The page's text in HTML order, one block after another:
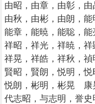
由昭，由章，由彰，由
由秋，由彬，由朗，能
能章，能暁，能聡，能
祥昭，祥光，祥暁，祥
祥晃，祥皓，祥秋，禎
賢昭，賢朗，悦明，
悦朗，彬明，彬晃 康
代志昭，与志明，誉史